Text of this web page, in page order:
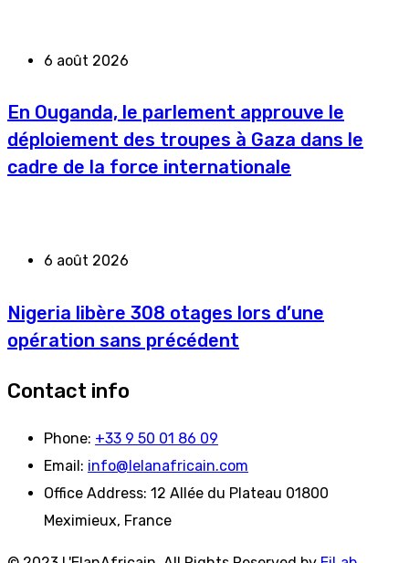
6 août 2026
En Ouganda, le parlement approuve le
déploiement des troupes à Gaza dans le
cadre de la force internationale
6 août 2026
Nigeria libère 308 otages lors d’une
opération sans précédent
Contact info
Phone: +33 9 50 01 86 09
Email: info@lelanafricain.com
Office Address: 12 Allée du Plateau 01800
Meximieux, France